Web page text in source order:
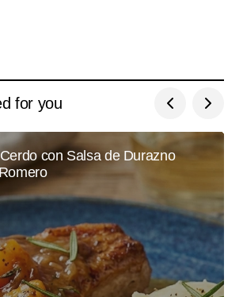
for you
con Salsa de Durazno